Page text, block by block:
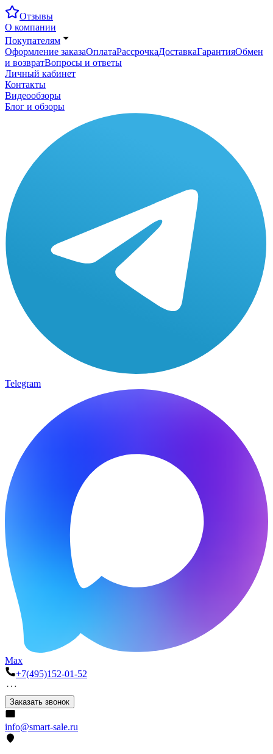
Отзывы
О компании
Покупателям
Оформление заказаОплатаРассрочкаДоставкаГарантияОбмен
и возвратВопросы и ответы
Личный кабинет
Контакты
Видеообзоры
Блог и обзоры
Telegram
Max
+7(495)152-01-52
Заказать звонок
info@smart-sale.ru